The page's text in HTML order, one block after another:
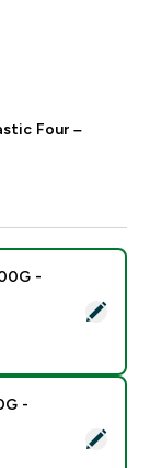
Four –
Proteín - 900G
-
Izolát - 900G -
-